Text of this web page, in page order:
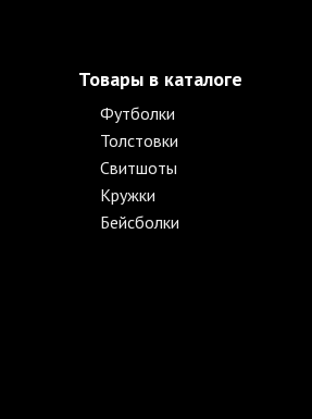
Товары в каталоге
Футболки
Толстовки
Свитшоты
Кружки
Бейсболки